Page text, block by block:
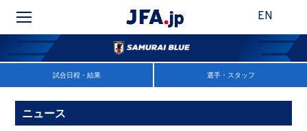
EN
試合日程・結果 選手・スタッフ
ニュース